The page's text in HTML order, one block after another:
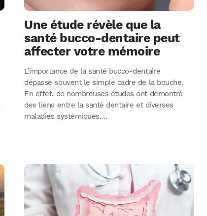
Une étude révèle que la
santé bucco-dentaire peut
affecter votre mémoire
L’importance de la santé bucco-dentaire
dépasse souvent le simple cadre de la bouche.
En effet, de nombreuses études ont démontré
des liens entre la santé dentaire et diverses
maladies systémiques.…